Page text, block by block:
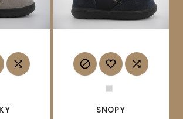
   
SNOPY